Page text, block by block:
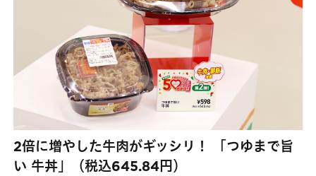
2倍に増やした牛肉がギッシリ！ 「つゆまで旨
い 牛丼」（税込645.84円）